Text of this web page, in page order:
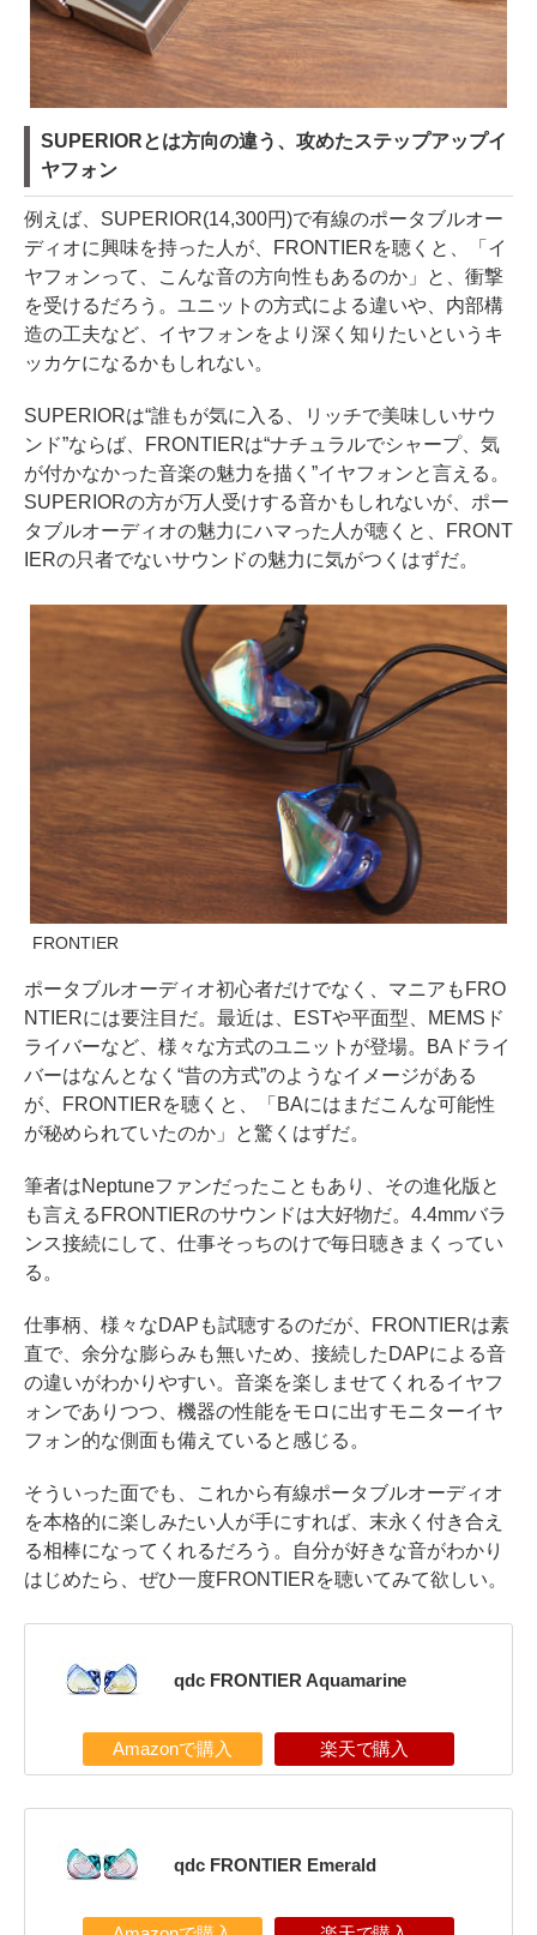
SUPERIORとは方向の違う、攻めたステップアップイ
ヤフォン
例えば、SUPERIOR(14,300円)で有線のポータブルオー
ディオに興味を持った人が、FRONTIERを聴くと、「イ
ヤフォンって、こんな音の方向性もあるのか」と、衝撃
を受けるだろう。ユニットの方式による違いや、内部構
造の工夫など、イヤフォンをより深く知りたいというキ
ッカケになるかもしれない。
SUPERIORは“誰もが気に入る、リッチで美味しいサウ
ンド”ならば、FRONTIERは“ナチュラルでシャープ、気
が付かなかった音楽の魅力を描く”イヤフォンと言える。
SUPERIORの方が万人受けする音かもしれないが、ポー
タブルオーディオの魅力にハマった人が聴くと、FRONT
IERの只者でないサウンドの魅力に気がつくはずだ。
FRONTIER
ポータブルオーディオ初心者だけでなく、マニアもFRO
NTIERには要注目だ。最近は、ESTや平面型、MEMSド
ライバーなど、様々な方式のユニットが登場。BAドライ
バーはなんとなく“昔の方式”のようなイメージがある
が、FRONTIERを聴くと、「BAにはまだこんな可能性
が秘められていたのか」と驚くはずだ。
筆者はNeptuneファンだったこともあり、その進化版と
も言えるFRONTIERのサウンドは大好物だ。4.4mmバラ
ンス接続にして、仕事そっちのけで毎日聴きまくってい
る。
仕事柄、様々なDAPも試聴するのだが、FRONTIERは素
直で、余分な膨らみも無いため、接続したDAPによる音
の違いがわかりやすい。音楽を楽しませてくれるイヤフ
ォンでありつつ、機器の性能をモロに出すモニターイヤ
フォン的な側面も備えていると感じる。
そういった面でも、これから有線ポータブルオーディオ
を本格的に楽しみたい人が手にすれば、末永く付き合え
る相棒になってくれるだろう。自分が好きな音がわかり
はじめたら、ぜひ一度FRONTIERを聴いてみて欲しい。
qdc FRONTIER Aquamarine
Amazonで購入 楽天で購入
qdc FRONTIER Emerald